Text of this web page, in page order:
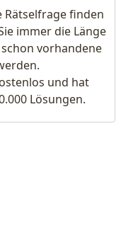
Rätselfrage finden
immer die Länge
vorhandene
und hat
Lösungen.